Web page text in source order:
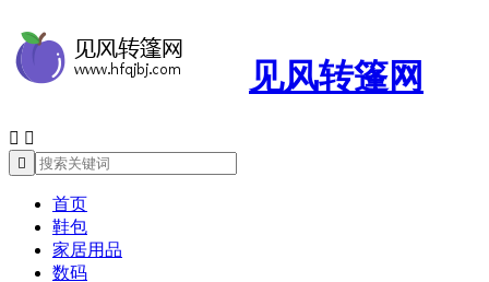
见风转篷网
 

首页
鞋包
家居用品
数码